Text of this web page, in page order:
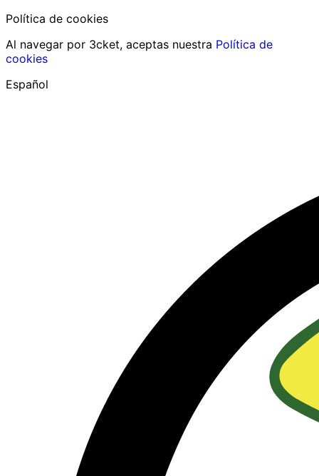
Política de cookies
Al navegar por 3cket, aceptas nuestra Política de
cookies
Español